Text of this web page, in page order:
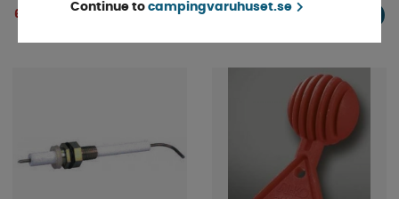
695 kr KÖP! 994 kr
Continue to campingvaruhuset.se